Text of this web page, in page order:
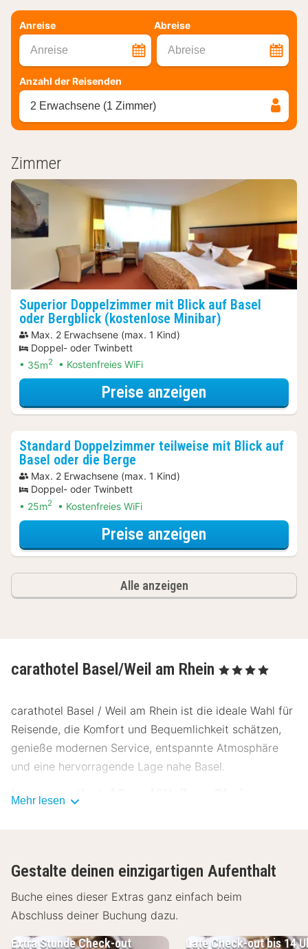
Anreise Abreise
Anreise Abreise
Anzahl der Reisenden
2 Erwachsene (1 Zimmer)
Zimmer
Superior Doppelzimmer mit Blick auf Basel
oder Bergblick (kostenlose Minibar)
Max. 2 Erwachsene (max. 1 Kind)
Doppel- oder Twinbett
35m2 Kostenfreies WiFi
Preise anzeigen
Standard Doppelzimmer teilweise mit Blick auf
Basel oder die Berge
Max. 2 Erwachsene (max. 1 Kind)
Doppel- oder Twinbett
25m2 Kostenfreies WiFi
Preise anzeigen
Alle anzeigen
carathotel Basel/Weil am Rhein , 4 Sterne
carathotel Basel / Weil am Rhein ist die ideale Wahl für
Reisende, die Komfort und Bequemlichkeit schätzen,
genieße modernen Service, entspannte Atmosphäre
und eine hervorragende Lage nahe Basel.
Lage carathotel Basel/Weil am Rhein
Erkundungen. Entdecke diese Sehenswürdigkeiten:
Vitra Design Museum - 2,3 km
Beyeler Stiftung - 5,7 km
Basler Münster - 6,6 km
Mehr lesen
Gestalte deinen einzigartigen Aufenthalt
Buche eines dieser Extras ganz einfach beim
Abschluss deiner Buchung dazu.
Extra Stunde Check-out Late Check-out bis 14